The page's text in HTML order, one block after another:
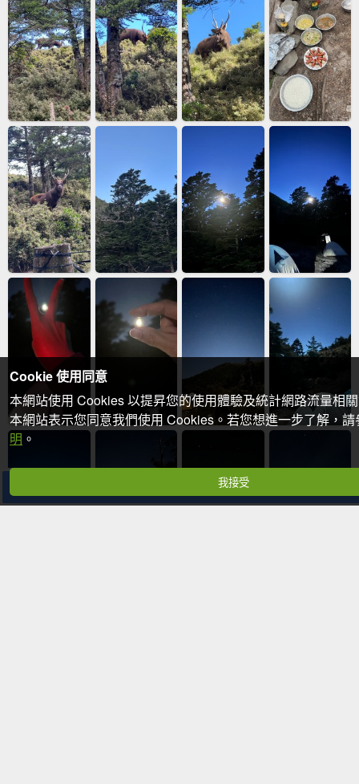
分享
Cookie 使用同意
本網站使用 Cookies 以提昇您的使用體驗及統計網路流量相
本網站表示您同意我們使用 Cookies。若您想進一步了解，
明 。
我接受